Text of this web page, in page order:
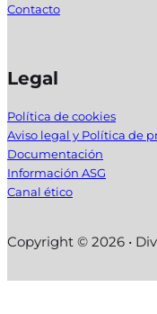
Contacto
Legal
Política de cookies
Aviso legal y Política de
Documentación
Información ASG
Canal ético
Copyright © 2026 •